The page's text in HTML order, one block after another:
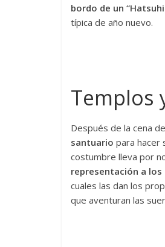
bordo de un
típica de año nuevo.
Templos
Después de la cena
santuario para hacer
costumbre lleva por
representación a los
cuales las dan los
que aventuran las